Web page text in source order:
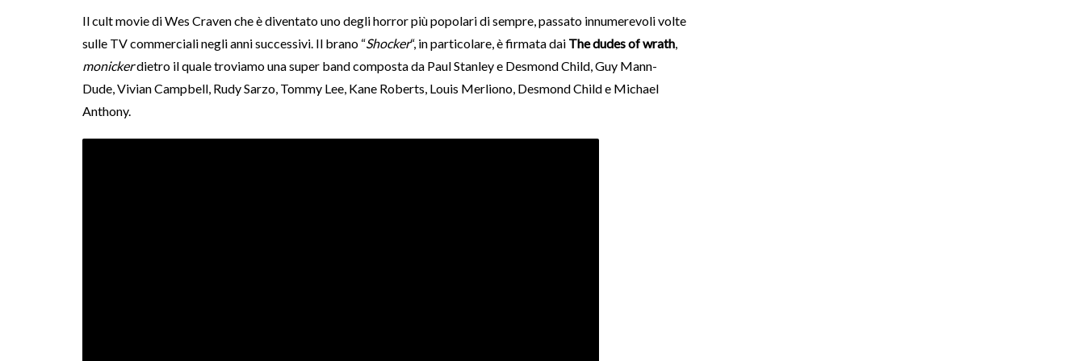
Il cult movie di Wes Craven che è diventato uno degli horror più popolari di sempre, passato innumerevoli volte
sulle TV commerciali negli anni successivi. Il brano “Shocker“, in particolare, è firmata dai The dudes of wrath,
monickerdietro il quale troviamo una super band composta da Paul Stanley e Desmond Child, Guy Mann-
Dude, Vivian Campbell, Rudy Sarzo, Tommy Lee, Kane Roberts, Louis Merliono, Desmond Child e Michael
Anthony.